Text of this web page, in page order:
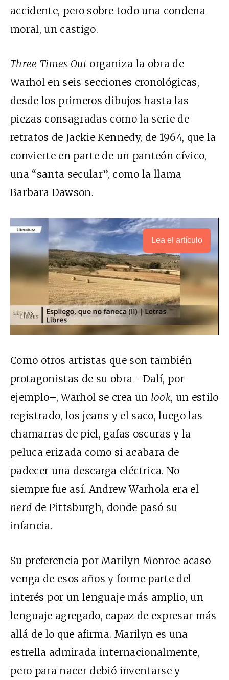
accidente, pero sobre todo una condena
moral, un castigo.
Three Times Out organiza la obra de
Warhol en seis secciones cronológicas,
desde los primeros dibujos hasta las
piezas consagradas como la serie de
retratos de Jackie Kennedy, de 1964, que la
convierte en parte de un panteón cívico,
una “santa secular”, como la llama
Barbara Dawson.
Lea el artículo
Como otros artistas que son también
protagonistas de su obra –Dalí, por
ejemplo–, Warhol se crea un look, un estilo
registrado, los jeans y el saco, luego las
chamarras de piel, gafas oscuras y la
peluca erizada como si acabara de
padecer una descarga eléctrica. No
siempre fue así. Andrew Warhola era el
nerd de Pittsburgh, donde pasó su
infancia.
Su preferencia por Marilyn Monroe acaso
venga de esos años y forme parte del
interés por un lenguaje más amplio, un
lenguaje agregado, capaz de expresar más
allá de lo que afirma. Marilyn es una
estrella admirada internacionalmente,
pero para nacer debió inventarse y